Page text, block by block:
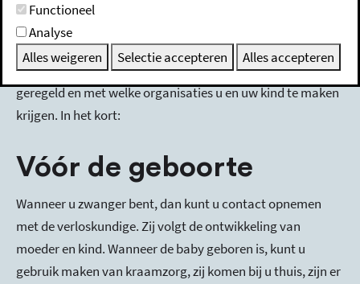
Met deze folder informeren we u over hoe we in Someren
met schoolkinderen omgaan, wat er voor uw kind is
geregeld en met welke organisaties u en uw kind te maken
krijgen. In het kort:
Vóór de geboorte
Wanneer u zwanger bent, dan kunt u contact opnemen
met de verloskundige. Zij volgt de ontwikkeling van
moeder en kind. Wanneer de baby geboren is, kunt u
gebruik maken van kraamzorg, zij komen bij u thuis, zijn er
Functioneel
Analyse
Alles weigeren
Selectie accepteren Alles accepteren